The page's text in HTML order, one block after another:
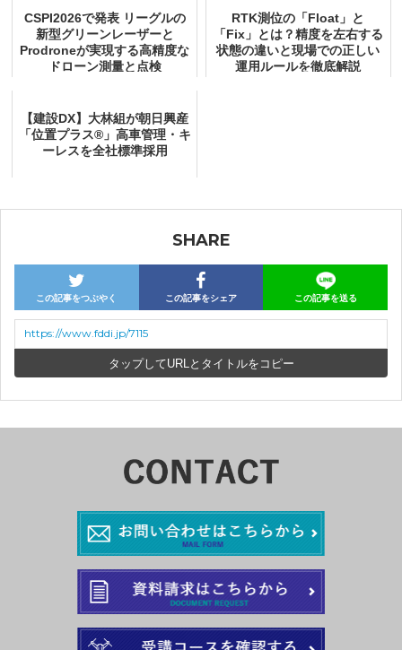
CSPI2026で発表 リーグルの
新型グリーンレーザーと
Prodroneが実現する高精度な
ドローン測量と点検
RTK測位の「Float」と
「Fix」とは？精度を左右する
状態の違いと現場での正しい
運用ルールを徹底解説
【建設DX】大林組が朝日興産
「位置プラス®」高車管理・キ
ーレスを全社標準採用
SHARE
この記事をつぶやく この記事をシェア この記事を送る
https://www.fddi.jp/7115
URLとタイトルをコピー